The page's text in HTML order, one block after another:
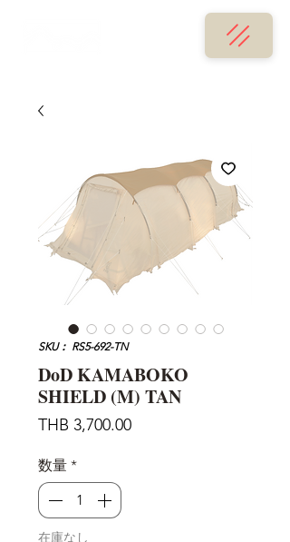
SKU： RS5-692-TN
DoD KAMABOKO
SHIELD (M) TAN
THB 3,700.00価
数量 *
在庫なし